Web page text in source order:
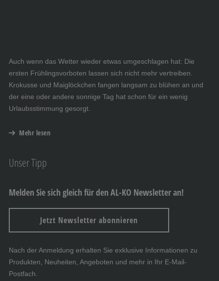
Auch wenn das Wetter wieder etwas umgeschlagen hat: Die
ersten Frühlingsvorboten lassen sich nicht mehr vertreiben.
Krokusse und Maiglöckchen fangen langsam zu blühen an und
der eine oder andere sonnige Tag hat schon für ein wenig
Urlaubsstimmung gesorgt.
Mehr lesen
Unser Tipp
Melden Sie sich gleich für den AL-KO Newsletter an!
Jetzt Newsletter abonnieren
Nach der Anmeldung erhalten Sie exklusive Informationen zu
Produkten, Neuheiten, Angeboten und mehr in Ihr E-Mail-
Postfach.